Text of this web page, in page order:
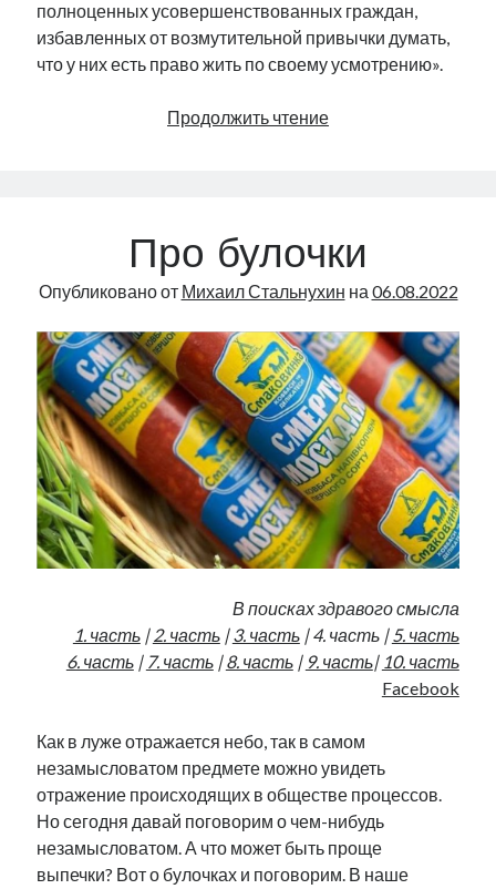
полноценных усовершенствованных граждан,
избавленных от возмутительной привычки думать,
что у них есть право жить по своему усмотрению».
Продолжить чтениеКоричневые
Про булочки
Опубликовано от Михаил Стальнухин на 06.08.2022
В поисках здравого смысла
1. часть|2. часть|3. часть| 4. часть |5. часть
6. часть| 7. часть|8. часть| 9. часть| 10. часть
Facebook
Как в луже отражается небо, так в самом
незамысловатом предмете можно увидеть
отражение происходящих в обществе процессов.
Но сегодня давай поговорим о чем-нибудь
незамысловатом. А что может быть проще
выпечки? Вот о булочках и поговорим. В наше